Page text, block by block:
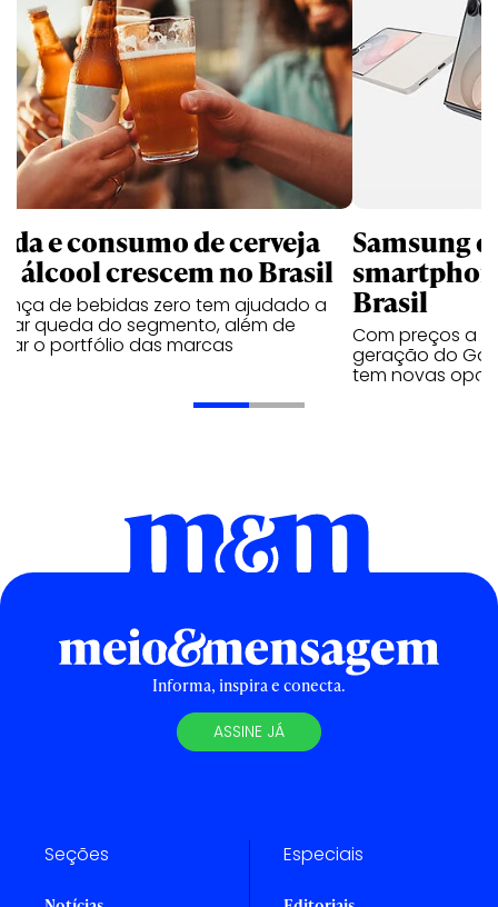
e consumo de cerveja
álcool crescem no Brasil
de bebidas zero tem ajudado a
queda do segmento, além de
o portfólio das marcas
Samsung
Brasil
Com preços a
geração do
tem novas
Informa, inspira e conecta.
ASSINE JÁ
Seções Especiais